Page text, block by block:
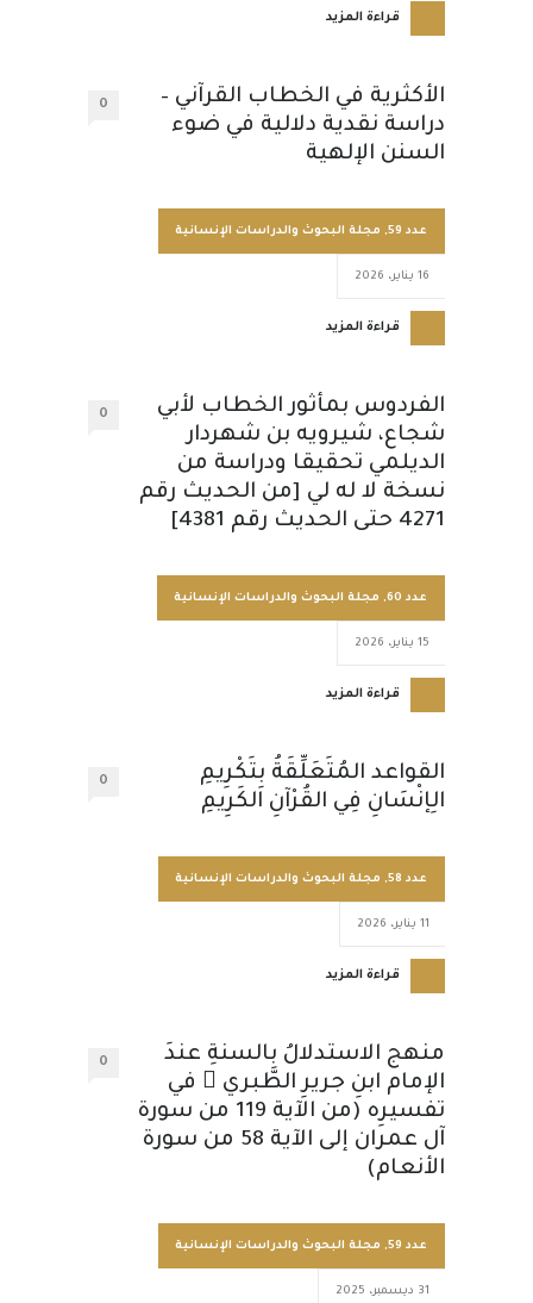
قراءة المزيد
الأكثرية في الخطاب القرآني –
دراسة نقدية دلالية في ضوء
السنن الإلهية
0
عدد 59 , مجلة البحوث والدراسات الإنسانية
16 يناير، 2026
قراءة المزيد
الفردوس بمأثور الخطاب لأبي
شجاع، شيرويه بن شهردار
الديلمي تحقيقا ودراسة من
نسخة لا له لي [من الحديث رقم
4271 حتى الحديث رقم 4381]
0
عدد 60 , مجلة البحوث والدراسات الإنسانية
15 يناير، 2026
قراءة المزيد
القواعد المُتَعَلِّقَةُ بِتَكْرِيمِ
الِإنْسَانِ فِي القُرْآنِ الكَرِيمِ
0
عدد 58 , مجلة البحوث والدراسات الإنسانية
11 يناير، 2026
قراءة المزيد
منهج الاستدلالُ بالسنةِ عندَ
الإمام ابنِ جريرِ الطَّبري  في
تفسيرِه (من الآية 119 من سورة
آل عمران إلى الآية 58 من سورة
الأنعام)
0
عدد 59 , مجلة البحوث والدراسات الإنسانية
31 ديسمبر، 2025